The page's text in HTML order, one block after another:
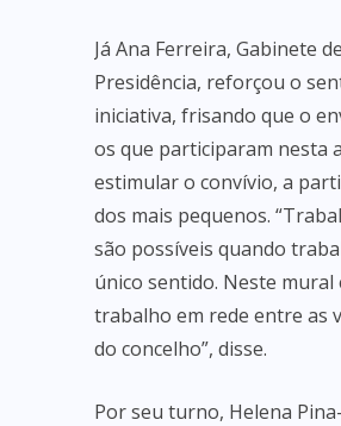
Já Ana Ferreira, Gabinete
Presidência, reforçou o
iniciativa, frisando que o
os que participaram nesta
estimular o convívio, a
dos mais pequenos.
são possíveis quando
único sentido. Neste mural
trabalho em rede entre as
do concelho”, disse.
Por seu turno, Helena